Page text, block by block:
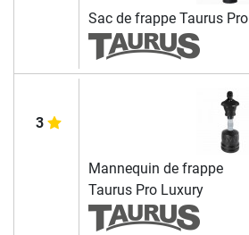
Sac de frappe Taurus Pro
3
Mannequin de frappe
Taurus Pro Luxury